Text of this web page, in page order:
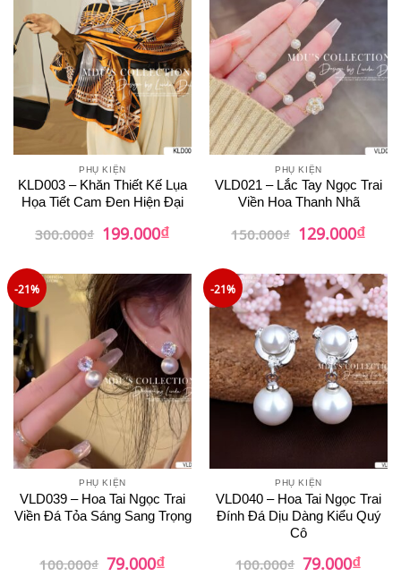
PHỤ KIỆN
KLD003 – Khăn Thiết Kế Lụa
Họa Tiết Cam Đen Hiện Đại
300.000₫ Giá
gốc
199.000₫Giá
hiện
199.000₫.
PHỤ KIỆN
VLD021 – Lắc Tay Ngọc Trai
Viền Hoa Thanh Nhã
150.000₫ Giá
gốc
129.000₫Giá
hiện
-21%
PHỤ KIỆN
VLD039 – Hoa Tai Ngọc Trai
Viền Đá Tỏa Sáng Sang Trọng
100.000₫ Giá
gốc
79.000₫Giá
hiện
-21%
PHỤ KIỆN
VLD040 – Hoa Tai Ngọc Trai
Đính Đá Dịu Dàng Kiểu Quý
Cô
100.000₫ Giá
gốc
79.000₫Giá
hiện